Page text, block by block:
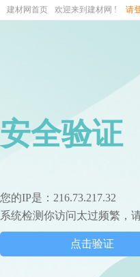
建材网首页 欢迎来到建材网 ! 请
安全验证
您的IP是：216.73.217.32
系统检测你访问太过频繁，
点击验证